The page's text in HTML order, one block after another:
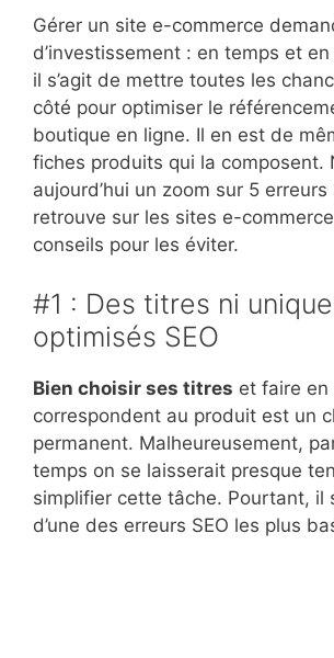
Gérer un site e-commerce
d’investissement : en temps et
il s’agit de mettre toutes les
côté pour optimiser le
boutique en ligne. Il en est de
fiches produits qui la composent.
aujourd’hui un zoom sur 5 erreurs
retrouve sur les sites e-
conseils pour les éviter.
#1 : Des titres ni
optimisés SEO
Bien choisir ses titres et faire en
correspondent au produit est un
permanent. Malheureusement,
temps on se laisserait presque
simplifier cette tâche. Pourtant, il
d’une des erreurs SEO les plus